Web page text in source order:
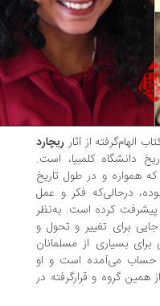
از آثار ریچارد
کلمبیا، است.
و در طول تاریخ
فکر و عمل
کرده است. به‌نظر
تغییر و تحول و
از مسلمانان
می‌آمده است و او
و قرارگرفته در